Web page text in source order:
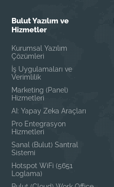
Bulut Yazılım ve
Hizmetler
Kurumsal Yazılım
Çözümleri
İş Uygulamaları ve
Verimlilik
Marketing (Panel)
Hizmetleri
AI: Yapay Zeka Araçları
Pro Entegrasyon
Hizmetleri
Sanal (Bulut) Santral
Sistemi
Hotspot WiFi (5651
Loglama)